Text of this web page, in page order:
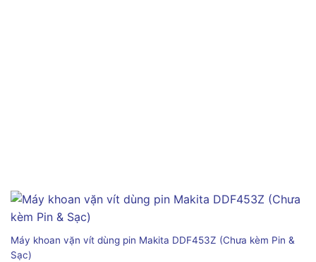
Máy khoan vặn vít dùng pin Makita DDF453Z (Chưa kèm Pin &
Sạc)